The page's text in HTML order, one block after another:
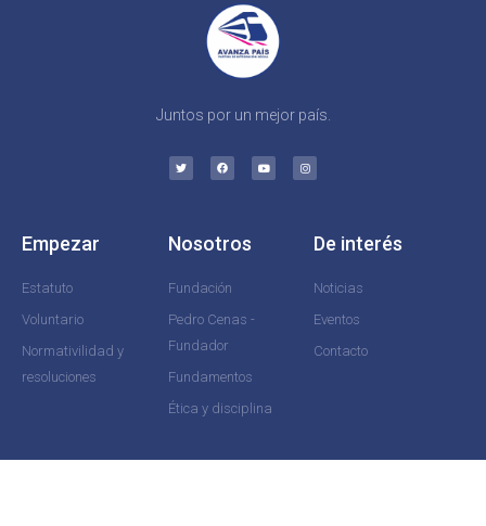
Juntos por un mejor país.
Empezar
Estatuto
Voluntario
Normativilidad y
resoluciones
Nosotros
Fundación
Pedro Cenas -
Fundador
Fundamentos
Ética y disciplina
De interés
Noticias
Eventos
Contacto